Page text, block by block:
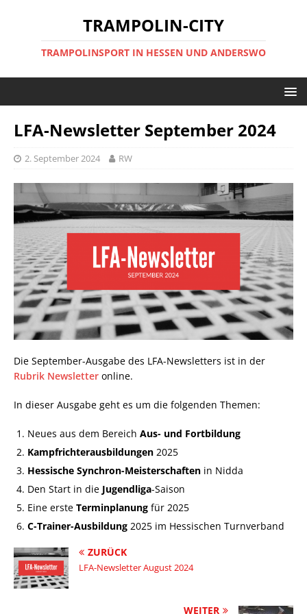
TRAMPOLIN-CITY
TRAMPOLINSPORT IN HESSEN UND ANDERSWO
LFA-Newsletter September 2024
2. September 2024 RW
Die September-Ausgabe des LFA-Newsletters ist in der
Rubrik Newsletter online.
In dieser Ausgabe geht es um die folgenden Themen:
Neues aus dem Bereich Aus- und Fortbildung
Kampfrichterausbildungen 2025
Hessische Synchron-Meisterschaften in Nidda
Den Start in die Jugendliga-Saison
Eine erste Terminplanung für 2025
C-Trainer-Ausbildung 2025 im Hessischen Turnverband
ZURÜCK
LFA-Newsletter August 2024
WEITER